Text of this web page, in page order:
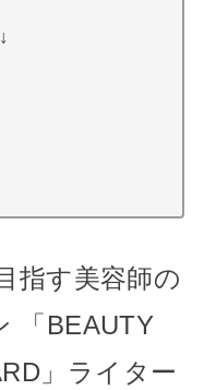
指す美容師の
「BEAUTY
」ライター